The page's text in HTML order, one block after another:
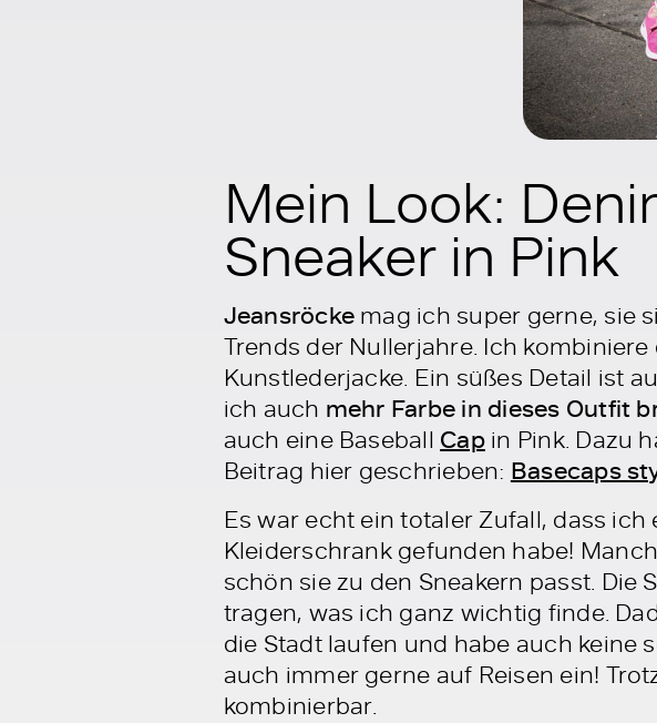
Mein Look:
Sneaker in Pink
Jeansröcke mag ich super gerne, sie
Trends der Nullerjahre. Ich
Kunstlederjacke. Ein süßes Detail ist
ich auch mehr Farbe in dieses Outfit
auch eine Baseball Capin Pink. Dazu
Beitrag hier geschrieben: Basecaps
Es war echt ein totaler Zufall, dass
Kleiderschrank gefunden habe!
schön sie zu den Sneakern passt.
tragen, was ich ganz wichtig finde.
die Stadt laufen und habe auch keine
auch immer gerne auf Reisen ein!
kombinierbar.